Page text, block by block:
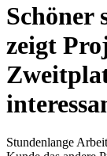
Schöner
zeigt
Stundenlange